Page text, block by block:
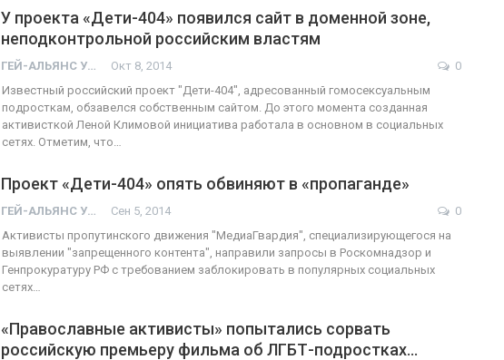
У проекта «Дети-404» появился сайт в доменной зоне,
неподконтрольной российским властям
ГЕЙ-АЛЬЯНС УКРАИНА Окт 8, 2014
0
Известный российский проект "Дети-404", адресованный гомосексуальным
подросткам, обзавелся собственным сайтом. До этого момента созданная
активисткой Леной Климовой инициатива работала в основном в социальных
сетях. Отметим, что…
Проект «Дети-404» опять обвиняют в «пропаганде»
ГЕЙ-АЛЬЯНС УКРАИНА Сен 5, 2014
0
Активисты пропутинского движения "МедиаГвардия", специализирующегося на
выявлении "запрещенного контента", направили запросы в Роскомнадзор и
Генпрокуратуру РФ с требованием заблокировать в популярных социальных
сетях…
«Православные активисты» попытались сорвать
российскую премьеру фильма об ЛГБТ-подростках…
ГЕЙ-АЛЬЯНС УКРАИНА Июл 27, 2017 0 Июл 2,